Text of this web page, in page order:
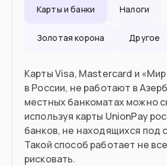
Вы азербайджанец по
Въезд в страну
Карты и банки Налоги
Золотая корона Другое
Карты Visa, Mastercard и
в России, не работают в
местных банкоматах можно
используя карты UnionPay
банков, не находящихся под
Такой способ работает не
рисковать.